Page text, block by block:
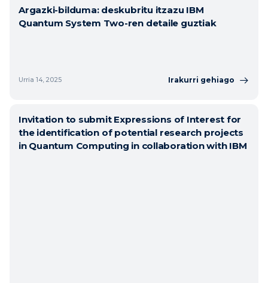
Argazki-bilduma: deskubritu itzazu IBM
Quantum System Two-ren detaile guztiak
Urria 14, 2025 Irakurri gehiago
Invitation to submit Expressions of Interest for
the identification of potential research projects
in Quantum Computing in collaboration with IBM